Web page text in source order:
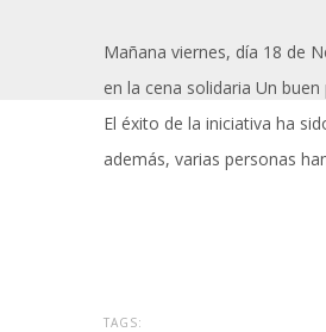
Mañana viernes, día 18 de
en la cena solidaria Un buen
El éxito de la iniciativa ha
además, varias personas
TAGS: